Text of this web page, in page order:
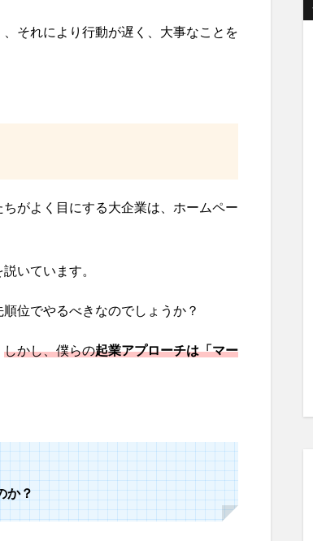
それにより行動が遅く、大事なことを
ちがよく目にする大企業は、ホームペー
説いています。
位でやるべきなのでしょうか？
しかし、僕らの起業アプローチは「マー
か？